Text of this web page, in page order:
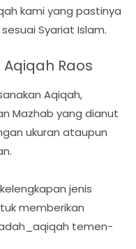
kami yang pastinya
Syariat Islam.
Raos
Aqiqah,
Mazhab yang dianut
ukuran ataupun
jenis
memberikan
temen-